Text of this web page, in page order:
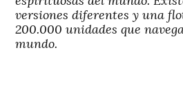
versiones diferentes y una
200.000 unidades que
mundo.